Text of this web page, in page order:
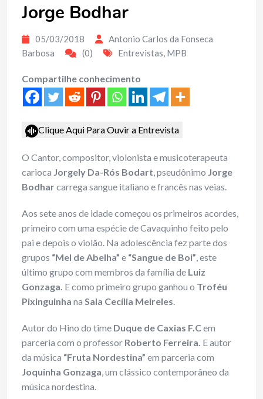
Jorge Bodhar
05/03/2018
Antonio Carlos da Fonseca
Barbosa
(0) Entrevistas, MPB
Compartilhe conhecimento
Clique Aqui Para Ouvir a Entrevista
O Cantor, compositor, violonista e musicoterapeuta
carioca Jorgely Da-Rós Bodart, pseudônimo Jorge
Bodharcarrega sangue italiano e francês nas veias.
Aos sete anos de idade começou os primeiros acordes,
primeiro com uma espécie de Cavaquinho feito pelo
pai e depois o violão. Na adolescência fez parte dos
grupos “Mel de Abelha” e “Sangue de Boi”, este
último grupo com membros da família de Luiz
Gonzaga. E como primeiro grupo ganhou o Troféu
Pixinguinha na Sala Cecília Meireles.
Autor do Hino do time Duque de Caxias F.Cem
parceria com o professor Roberto Ferreira. E autor
da música “Fruta Nordestina” em parceria com
Joquinha Gonzaga, um clássico contemporâneo da
música nordestina.